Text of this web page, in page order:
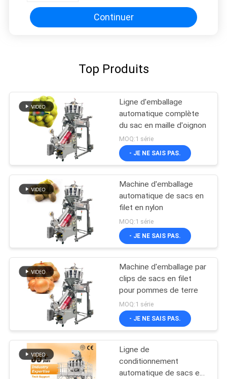
Continuer
Top Produits
Ligne d'emballage
automatique complète
du sac en maille d'oignon
MOQ:1 série
- JE NE SAIS PAS.
Machine d'emballage
automatique de sacs en
filet en nylon
MOQ:1 série
- JE NE SAIS PAS.
Machine d'emballage par
clips de sacs en filet
pour pommes de terre
MOQ:1 série
- JE NE SAIS PAS.
Ligne de
conditionnement
automatique de sacs en